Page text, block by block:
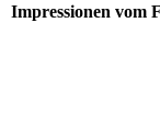
Impressionen vom